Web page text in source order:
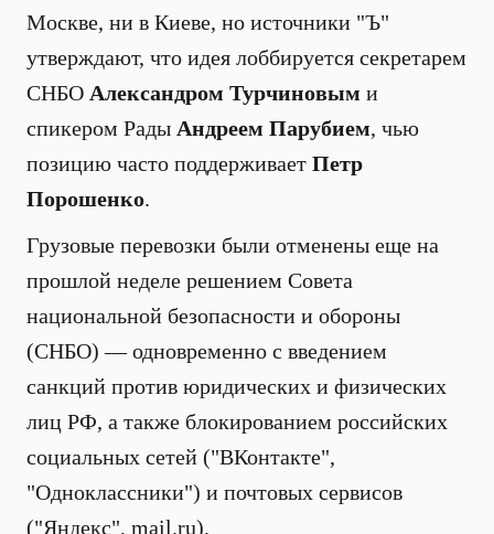
Москве, ни в Киеве, но источники "Ъ"
утверждают, что идея лоббируется секретарем
СНБО Александром Турчиновым и
спикером Рады Андреем Парубием, чью
позицию часто поддерживает Петр
Порошенко.
Грузовые перевозки были отменены еще на
прошлой неделе решением Совета
национальной безопасности и обороны
(СНБО) — одновременно с введением
санкций против юридических и физических
лиц РФ, а также блокированием российских
социальных сетей ("ВКонтакте",
"Одноклассники") и почтовых сервисов
("Яндекс", mail.ru).